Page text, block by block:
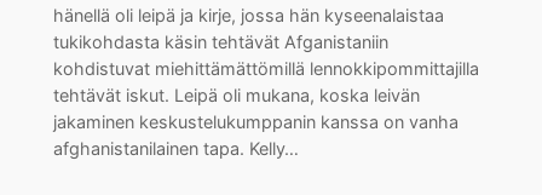
hänellä oli leipä ja kirje, jossa hän kyseenalaistaa
tukikohdasta käsin tehtävät Afganistaniin
kohdistuvat miehittämättömillä lennokkipommittajilla
tehtävät iskut. Leipä oli mukana, koska leivän
jakaminen keskustelukumppanin kanssa on vanha
afghanistanilainen tapa. Kelly…